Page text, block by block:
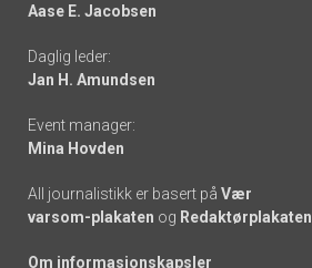
-
links
Aase E. Jacobsen
Daglig leder:
Jan H. Amundsen
Event manager:
Mina Hovden
All journalistikk er basert på Vær
varsom-plakaten og Redaktørplakaten
Om informasjonskapsler